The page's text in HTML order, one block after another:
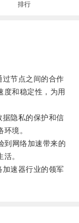
排行
节点之间的合作
度和稳定性，为用
隐私的保护和信
境。
网络加速带来的
。
速器行业的领军